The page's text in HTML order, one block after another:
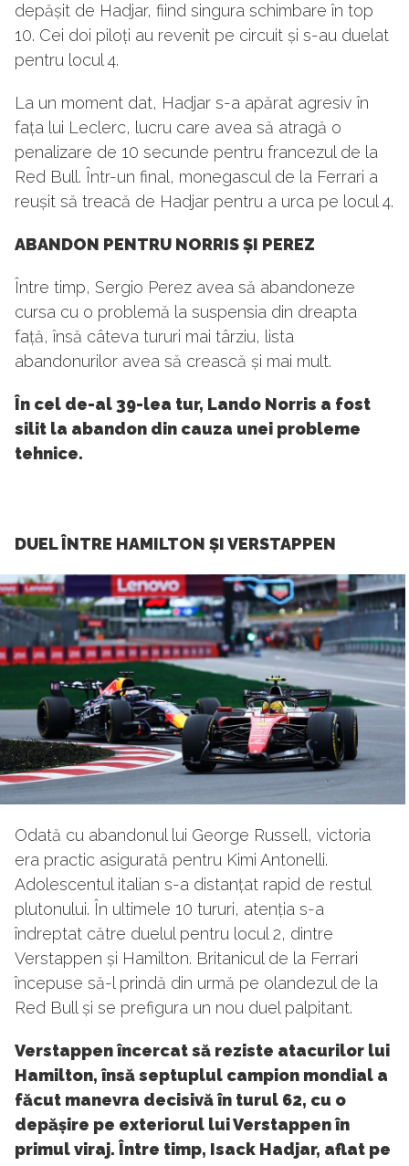
depășit de Hadjar, fiind singura schimbare în top
10. Cei doi piloți au revenit pe circuit și s-au duelat
pentru locul 4.
La un moment dat, Hadjar s-a apărat agresiv în
fața lui Leclerc, lucru care avea să atragă o
penalizare de 10 secunde pentru francezul de la
Red Bull. Într-un final, monegascul de la Ferrari a
reușit să treacă de Hadjar pentru a urca pe locul 4.
ABANDON PENTRU NORRIS ȘI PEREZ
Între timp, Sergio Perez avea să abandoneze
cursa cu o problemă la suspensia din dreapta
față, însă câteva tururi mai târziu, lista
abandonurilor avea să crească și mai mult.
În cel de-al 39-lea tur, Lando Norris a fost
silit la abandon din cauza unei probleme
tehnice.
DUEL ÎNTRE HAMILTON ȘI VERSTAPPEN
Odată cu abandonul lui George Russell, victoria
era practic asigurată pentru Kimi Antonelli.
Adolescentul italian s-a distanțat rapid de restul
plutonului. În ultimele 10 tururi, atenția s-a
îndreptat către duelul pentru locul 2, dintre
Verstappen și Hamilton. Britanicul de la Ferrari
începuse să-l prindă din urmă pe olandezul de la
Red Bull și se prefigura un nou duel palpitant.
Verstappen încercat să reziste atacurilor lui
Hamilton, însă septuplul campion mondial a
făcut manevra decisivă în turul 62, cu o
depășire pe exteriorul lui Verstappen în
primul viraj. Între timp, Isack Hadjar, aflat pe